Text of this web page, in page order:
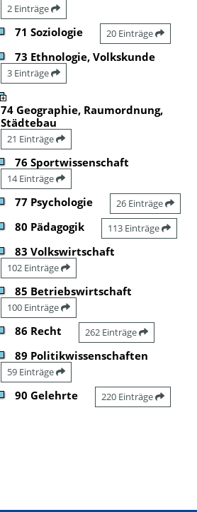
2 Einträge
71 Soziologie 20 Einträge
73 Ethnologie, Volkskunde
3 Einträge
74 Geographie, Raumordnung,
Städtebau
21 Einträge
76 Sportwissenschaft
14 Einträge
77 Psychologie 26 Einträge
80 Pädagogik 113 Einträge
83 Volkswirtschaft
102 Einträge
85 Betriebswirtschaft
100 Einträge
86 Recht 262 Einträge
89 Politikwissenschaften
59 Einträge
90 Gelehrte 220 Einträge